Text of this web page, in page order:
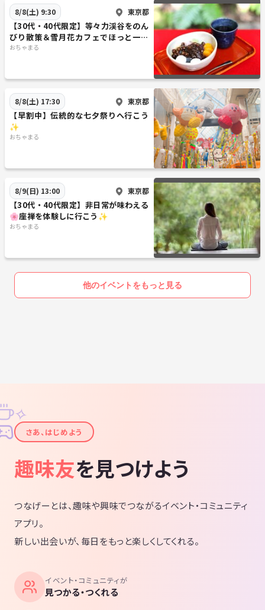
8/8(土) 9:30 東京都
【30代・40代限定】等々力渓谷をのん
びり散策＆雪月花カフェでほっと一息
🍰☕️
おちゃまる
8/8(土) 17:30 東京都
【早割中】伝統的な七夕祭りへ行こう
✨
おちゃまる
8/9(日) 13:00 東京都
【30代・40代限定】非日常が味わえる
🌸座禅を体験しに行こう✨
おちゃまる
他のイベントをもっと見る
✦
✧
さあ、はじめよう
趣味友を見つけよう
つなげーとは、趣味や興味でつながるイベント・コミュニティ
アプリ。
新しい出会いが、毎日をもっと楽しくしてくれる。
イベント・コミュニティが
見つかる・つくれる